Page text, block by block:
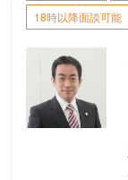
18時以降面談可能